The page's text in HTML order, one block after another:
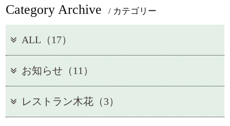
Category Archive / カテゴリー
ALL（17）
お知らせ（11）
レストラン木花（3）